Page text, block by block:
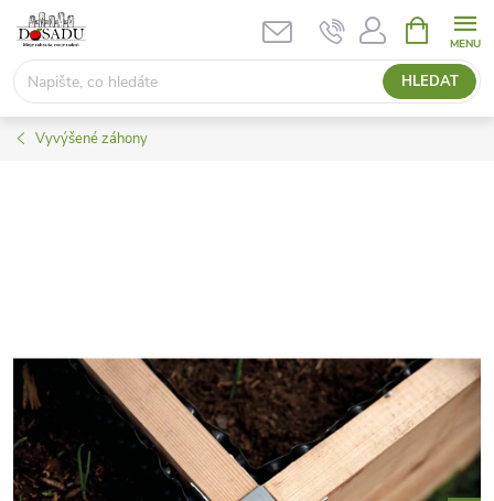
Přejít
obsah
HLEDAT
NÁKUPNÍ
KOŠÍK
Vyvýšené záhony